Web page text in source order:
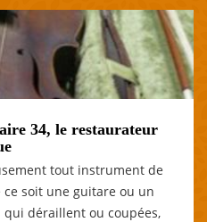
34, le restaurateur
tout instrument de
ce soit une guitare ou un
qui déraillent ou coupées,